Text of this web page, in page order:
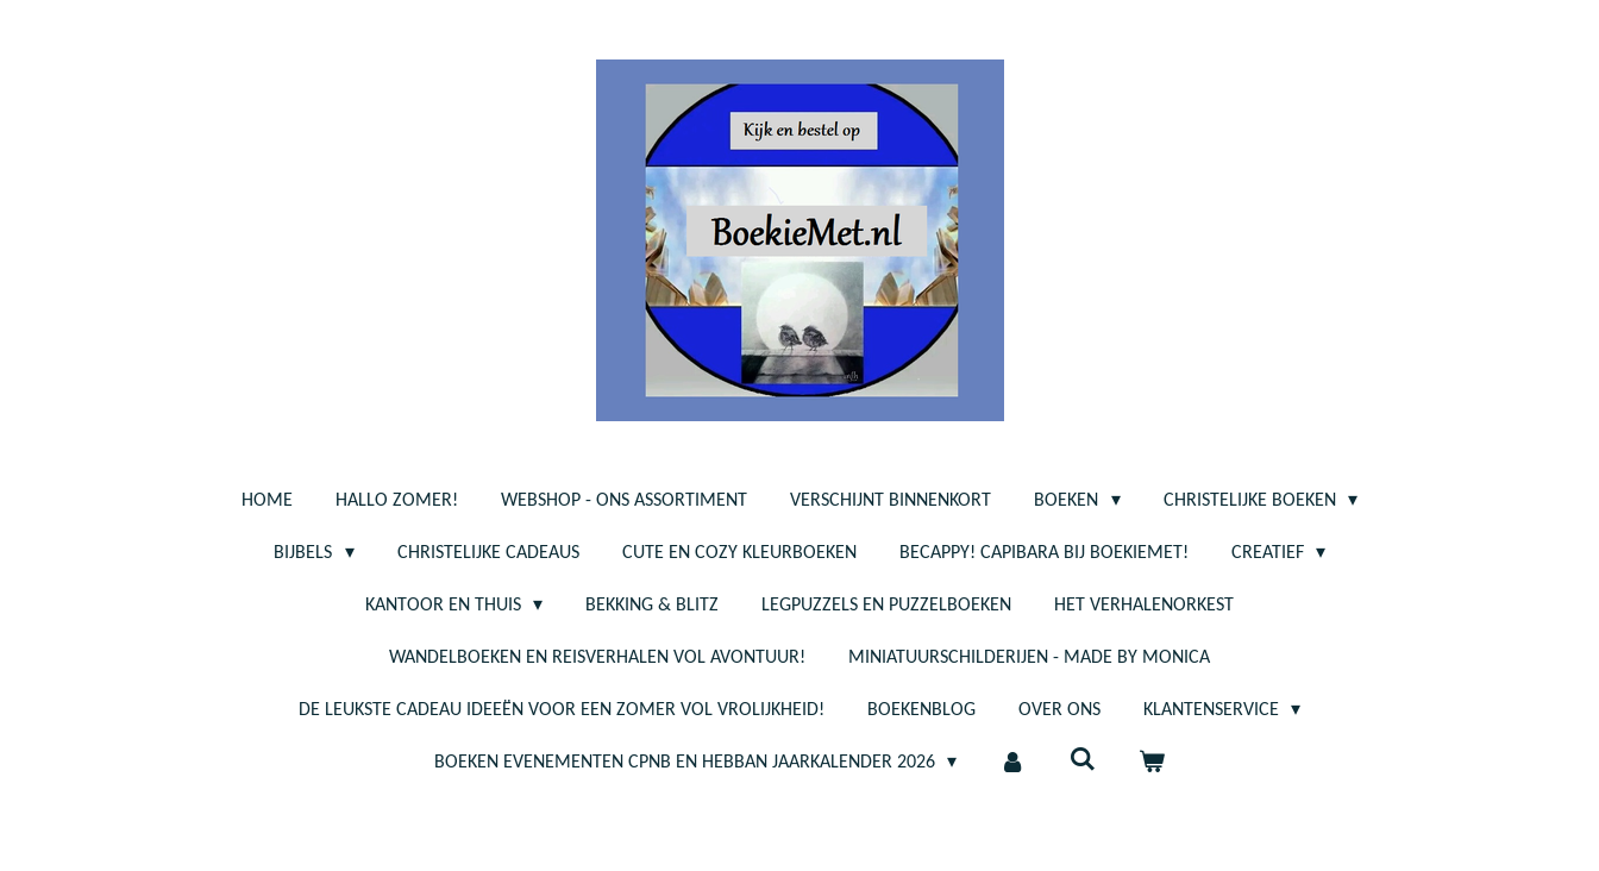
HOME HALLO ZOMER! WEBSHOP - ONS ASSORTIMENT VERSCHIJNT BINNENKORT BOEKEN CHRISTELIJKE BOEKEN
BIJBELS CHRISTELIJKE CADEAUS CUTE EN COZY KLEURBOEKEN BECAPPY! CAPIBARA BIJ BOEKIEMET! CREATIEF
KANTOOR EN THUIS BEKKING & BLITZ LEGPUZZELS EN PUZZELBOEKEN HET VERHALENORKEST
WANDELBOEKEN EN REISVERHALEN VOL AVONTUUR! MINIATUURSCHILDERIJEN - MADE BY MONICA
DE LEUKSTE CADEAU IDEEËN VOOR EEN ZOMER VOL VROLIJKHEID! BOEKENBLOG OVER ONS KLANTENSERVICE
BOEKEN EVENEMENTEN CPNB EN HEBBAN JAARKALENDER 2026